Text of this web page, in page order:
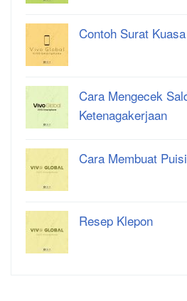
Contoh Surat Kuasa
Cara Mengecek
Ketenagakerjaan
Cara Membuat Puisi
Resep Klepon